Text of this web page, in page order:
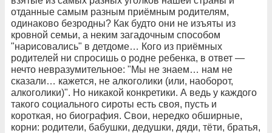
отданные самым разным приёмным родителям,
одинаково безродны? Как будто они не изъяты из
кровной семьи, а неким загадочным способом
"нарисовались" в детдоме… Кого из приёмных
родителей ни спросишь о родне ребенка, в ответ —
нечто невразумительное: "Мы не знаем… нам не
сказали… кажется, не алкоголики (или, наоборот,
алкоголики)". Но никакой конкретики. А ведь у каждого
такого социального сироты есть своя, пусть и
короткая, но биография. Свои, нередко обширные,
корни: родители, бабушки, дедушки, дяди, тёти, братья,